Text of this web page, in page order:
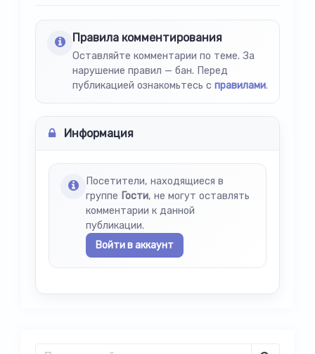
Правила комментирования
Оставляйте комментарии по теме. За
нарушение правил — бан. Перед
публикацией ознакомьтесь с правилами.
Информация
Посетители, находящиеся в
группе Гости, не могут оставлять
комментарии к данной
публикации.
Войти в аккаунт